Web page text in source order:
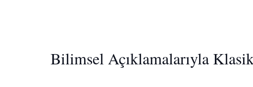
Bilimsel Açıklamalarıyla